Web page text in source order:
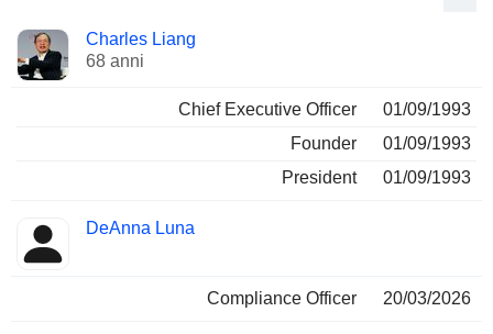
Manager
Posizioni
ricoperte
Charles Liang
68 anni
Chief Executive Officer
01/09/1993
Founder
01/09/1993
President
01/09/1993
DeAnna Luna
Compliance Officer 20/03/2026